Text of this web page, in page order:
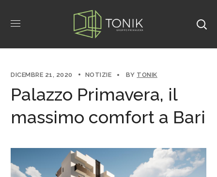
DICEMBRE 21, 2020 NOTIZIE BY TONIK
Palazzo Primavera, il
massimo comfort a Bari